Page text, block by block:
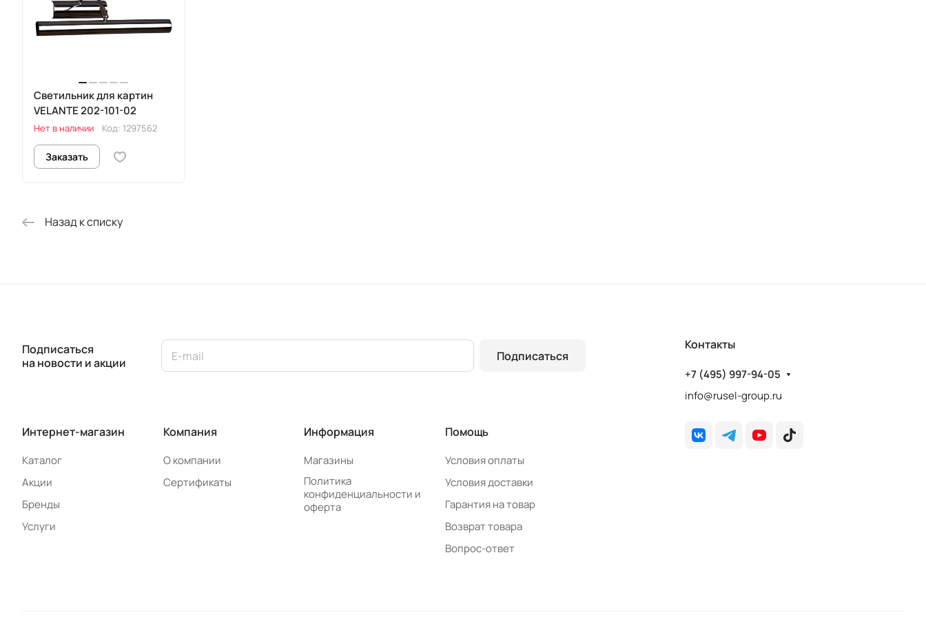
Светильник для картин
VELANTE 202-101-02
Нет в наличии Код: 1297562
Заказать
Назад к списку
Подписаться
на новости и акции
Подписаться
Интернет-магазин
Каталог
Акции
Бренды
Услуги
Компания
О компании
Сертификаты
Информация
Магазины
Политика
конфиденциальности и
оферта
Помощь
Условия оплаты
Условия доставки
Гарантия на товар
Возврат товара
Вопрос-ответ
Контакты
+7 (495) 997-94-05
info@rusel-group.ru